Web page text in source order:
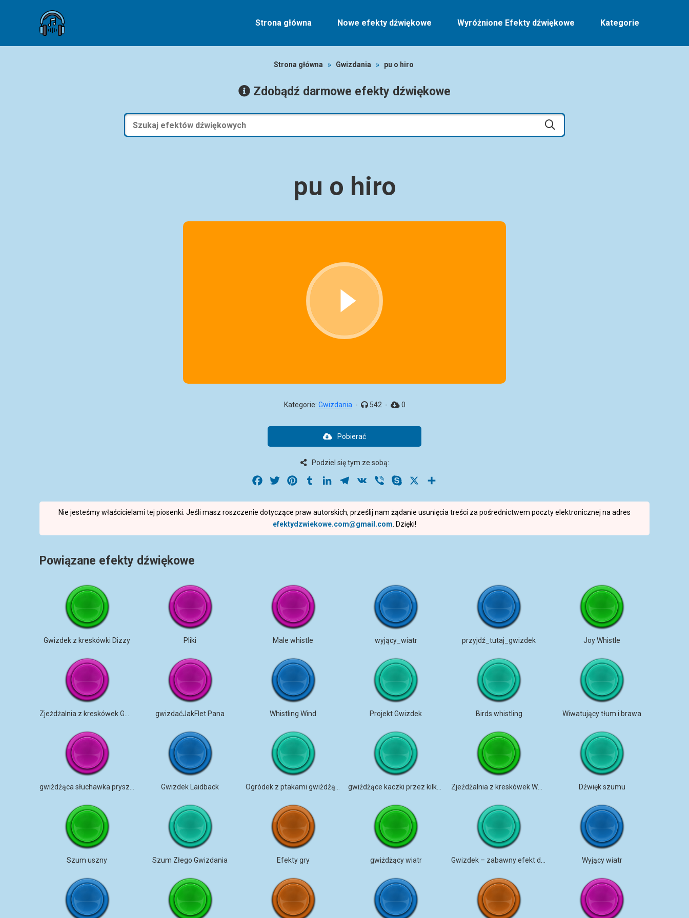
Strona główna Nowe efekty dźwiękowe Wyróżnione Efekty dźwiękowe Kategorie
Strona główna » Gwizdania » pu o hiro
Zdobądź darmowe efekty dźwiękowe
pu o hiro
Kategorie: Gwizdania - 542 - 0
Pobierać
Podziel się tym ze sobą:
Facebook
Twitter PinterestTumblrLinkedInTelegram
VK Viber Skype
Nie jesteśmy właścicielami tej piosenki. Jeśli masz roszczenie dotyczące praw autorskich, prześlij nam żądanie usunięcia treści za pośrednictwem poczty elektronicznej na adres
efektydzwiekowe.com@gmail.com . Dzięki!
Powiązane efekty dźwiękowe
Gwizdek z kreskówki Dizzy Pliki Male whistle wyjący_wiatr przyjdź_tutaj_gwizdek Joy Whistle
gwizdaćJakFlet Pana Whistling Wind Projekt Gwizdek Birds whistling Wiwatujący tłum i brawa
Gwizdek Laidback Dźwięk szumu
Szum uszny Szum Złego Gwizdania Efekty gry gwiżdżący wiatr Wyjący wiatr